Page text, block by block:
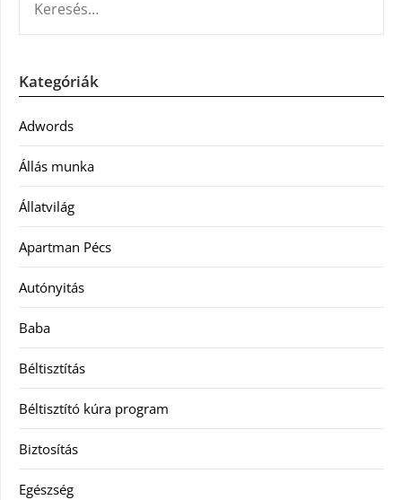
Kategóriák
Adwords
Állás munka
Állatvilág
Apartman Pécs
Autónyitás
Baba
Béltisztítás
Béltisztító kúra program
Biztosítás
Egészség